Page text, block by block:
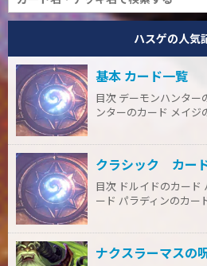
ハスゲの人気
基本 カード一覧
目次 デーモンハンター
ンターのカード メイジ
クラシック カー
目次 ドルイドのカード
ード パラディンのカー
ナクスラーマスの